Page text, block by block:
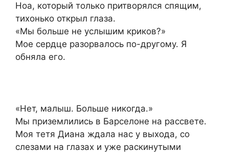
Ноа, который только притворялся спящим,
тихонько открыл глаза.
«Мы больше не услышим криков?»
Мое сердце разорвалось по-другому. Я
обняла его.
«Нет, малыш. Больше никогда.»
Мы приземлились в Барселоне на рассвете.
Моя тетя Диана ждала нас у выхода, со
слезами на глазах и уже раскинутыми